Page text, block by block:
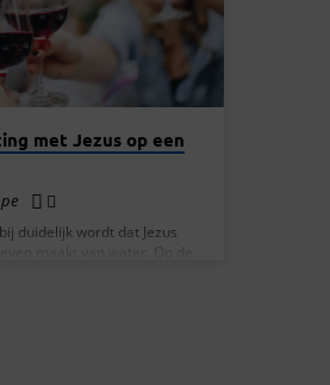
met Jezus op een
duidelijk wordt dat Jezus
maakt van water. Op de